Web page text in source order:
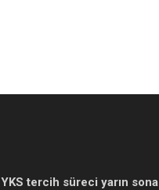
YKS tercih süreci yarın sona